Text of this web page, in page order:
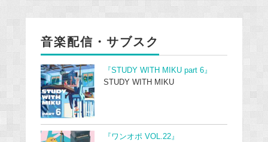
音楽配信・サブスク
『STUDY WITH MIKU part 6』
STUDY WITH MIKU
『ワンオポ VOL.22』